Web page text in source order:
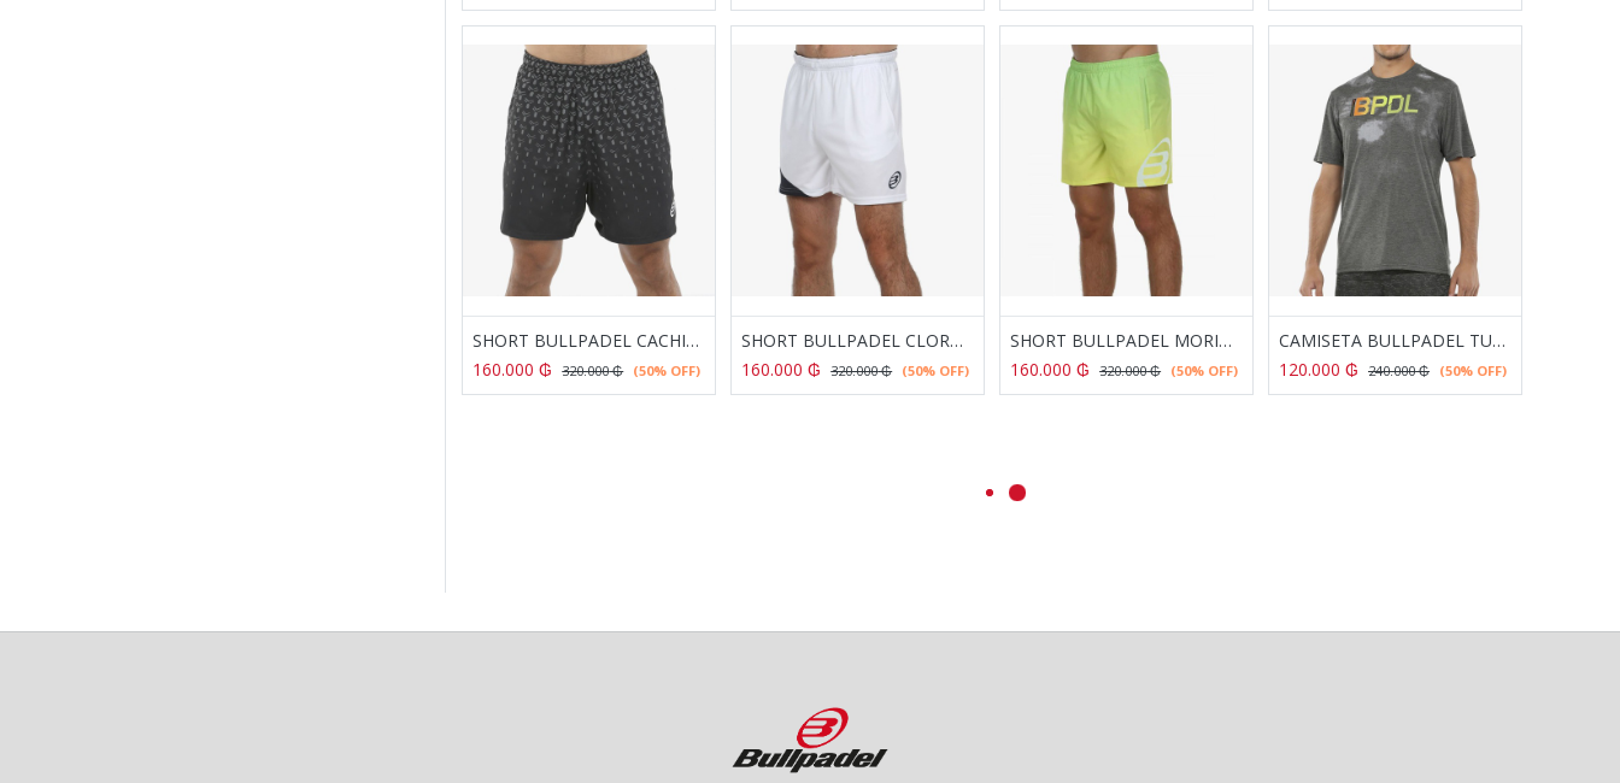
SHORT BULLPADEL CACHIRA NEGRO
160.000 ₲ 320.000₲ (50% OFF)
SHORT BULLPADEL CLORO BLANCO
160.000 ₲ 320.000₲ (50% OFF)
SHORT BULLPADEL MORIN LIMON FLUOR
160.000 ₲ 320.000₲ (50% OFF)
CAMISETA BULLPADEL TUGDUA ANTRACITA VIGORE
120.000 ₲ 240.000₲ (50% OFF)
104.000₲